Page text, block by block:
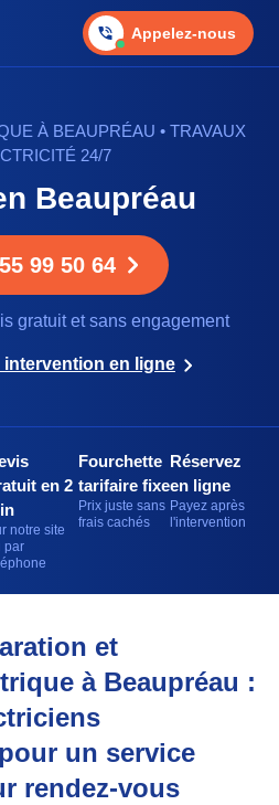
Appelez-nous
À BEAUPRÉAU • TRAVAUX
24/7
Beaupréau
99 50 64
gratuit et sans engagement
intervention en ligne
en 2
notre site
par
Fourchette
tarifaire fixe
Prix juste sans
frais cachés
Réservez
en ligne
Payez après
l'intervention
et
à Beaupréau :
un service
rendez-vous